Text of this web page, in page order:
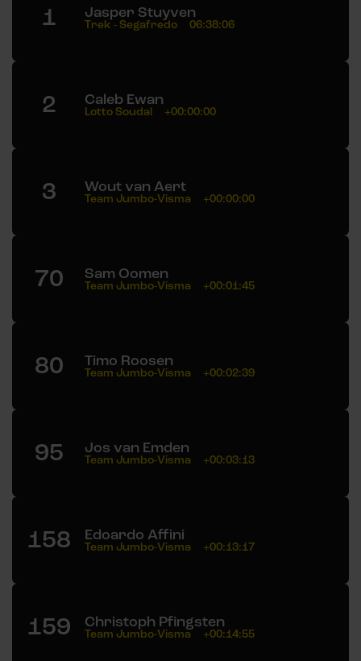
1 Jasper Stuyven
Trek - Segafredo 06:38:06
2 Caleb Ewan
Lotto Soudal +00:00:00
3 Wout van Aert
Team Jumbo-Visma +00:00:00
70 Sam Oomen
Team Jumbo-Visma +00:01:45
80 Timo Roosen
Team Jumbo-Visma +00:02:39
95 Jos van Emden
Team Jumbo-Visma +00:03:13
158 Edoardo Affini
Team Jumbo-Visma +00:13:17
159 Christoph Pfingsten
Team Jumbo-Visma +00:14:55